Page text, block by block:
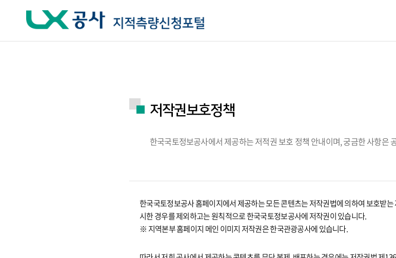
저작권보호정책
한국국토정보공사에서 제공하는 저적권 보호 정책 안내이며, 궁금한 사항은
한국국토정보공사 홈페이지에서 제공하는 모든 콘텐츠는 저작권법에 의하여 보호받
시한 경우를 제외하고는 원칙적으로 한국국토정보공사에 저작권이 있습니다.
※ 지역본부 홈페이지 메인 이미지 저작권은 한국관광공사에 있습니다.